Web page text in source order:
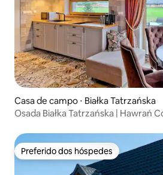
Casa de campo ⋅ Białka Tatrzańska
Osada Białka Tatrzańska | Hawrań
Preferido dos hóspedes
Preferido dos hóspedes